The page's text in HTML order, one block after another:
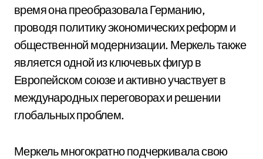
время она преобразовала Германию,
проводя политику экономических реформ и
общественной модернизации. Меркель также
является одной из ключевых фигур в
Европейском союзе и активно участвует в
международных переговорах и решении
глобальных проблем.
Меркель многократно подчеркивала свою